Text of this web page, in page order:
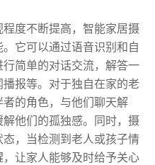
度不断提高，智能家居摄
它可以通过语音识别和自
简单的对话交流，解答一
报等。对于独自在家的老
的角色，与他们聊天解
他们的孤独感。同时，摄
，当检测到老人或孩子情
让家人能够及时给予关心